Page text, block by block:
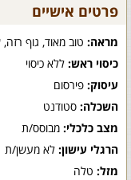
פרטים אישיים
מראה: טוב מאוד, גוף
כיסוי ראש: ללא כיסוי
עיסוק: פירסום
השכלה: סטודנט
מצב כלכלי: מבוסס/ת
הרגלי עישון: לא מעשן/ת
מזל: טלה